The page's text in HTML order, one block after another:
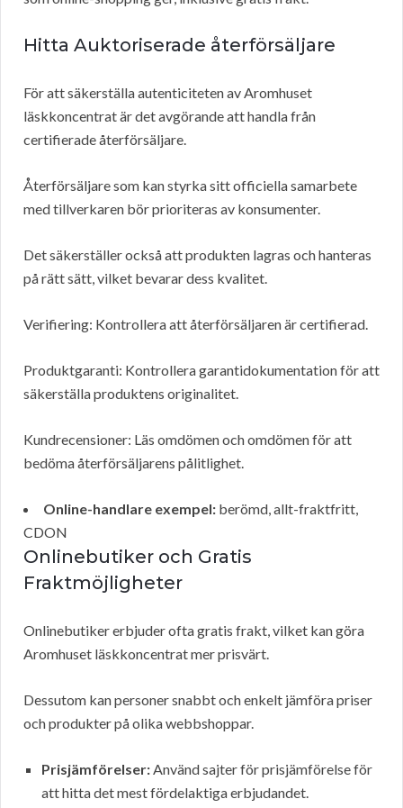
Hitta Auktoriserade återförsäljare
För att säkerställa autenticiteten av Aromhuset
läskkoncentrat är det avgörande att handla från
certifierade återförsäljare.
Återförsäljare som kan styrka sitt officiella samarbete
med tillverkaren bör prioriteras av konsumenter.
Det säkerställer också att produkten lagras och hanteras
på rätt sätt, vilket bevarar dess kvalitet.
Verifiering: Kontrollera att återförsäljaren är certifierad.
Produktgaranti: Kontrollera garantidokumentation för att
säkerställa produktens originalitet.
Kundrecensioner: Läs omdömen och omdömen för att
bedöma återförsäljarens pålitlighet.
Online-handlare exempel: berömd, allt-fraktfritt,
CDON
Onlinebutiker och Gratis
Fraktmöjligheter
Onlinebutiker erbjuder ofta gratis frakt, vilket kan göra
Aromhuset läskkoncentrat mer prisvärt.
Dessutom kan personer snabbt och enkelt jämföra priser
och produkter på olika webbshoppar.
Prisjämförelser:Använd sajter för prisjämförelse för
att hitta det mest fördelaktiga erbjudandet.